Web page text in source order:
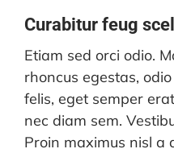
LAVORA CON NOI
CONTATTI
Curabitur feug
Etiam sed orci odio.
rhoncus egestas,
felis, eget semper
nec diam sem.
Proin maximus nisl a